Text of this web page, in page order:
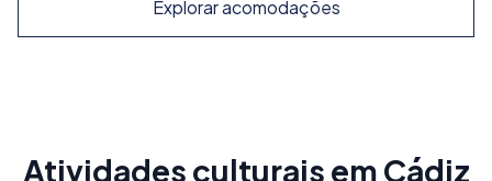
Explorar acomodações
Atividades culturais em Cádiz